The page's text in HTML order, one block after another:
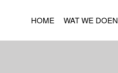
HOME WAT WE DOEN